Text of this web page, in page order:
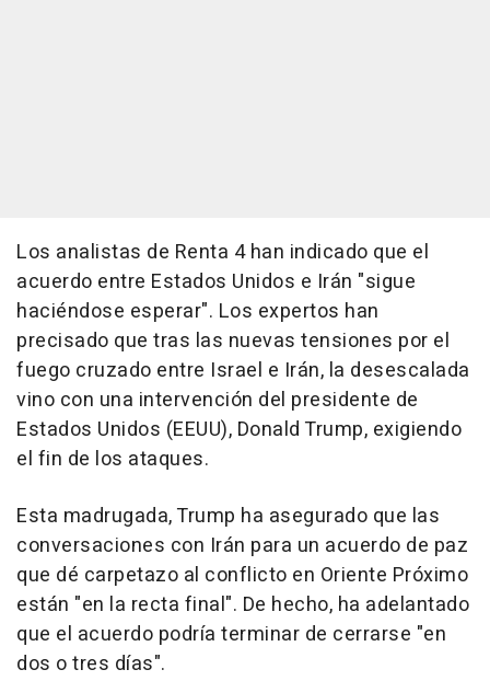
Los analistas de Renta 4 han indicado que el
acuerdo entre Estados Unidos e Irán "sigue
haciéndose esperar". Los expertos han
precisado que tras las nuevas tensiones por el
fuego cruzado entre Israel e Irán, la desescalada
vino con una intervención del presidente de
Estados Unidos (EEUU), Donald Trump, exigiendo
el fin de los ataques.
Esta madrugada, Trump ha asegurado que las
conversaciones con Irán para un acuerdo de paz
que dé carpetazo al conflicto en Oriente Próximo
están "en la recta final". De hecho, ha adelantado
que el acuerdo podría terminar de cerrarse "en
dos o tres días".